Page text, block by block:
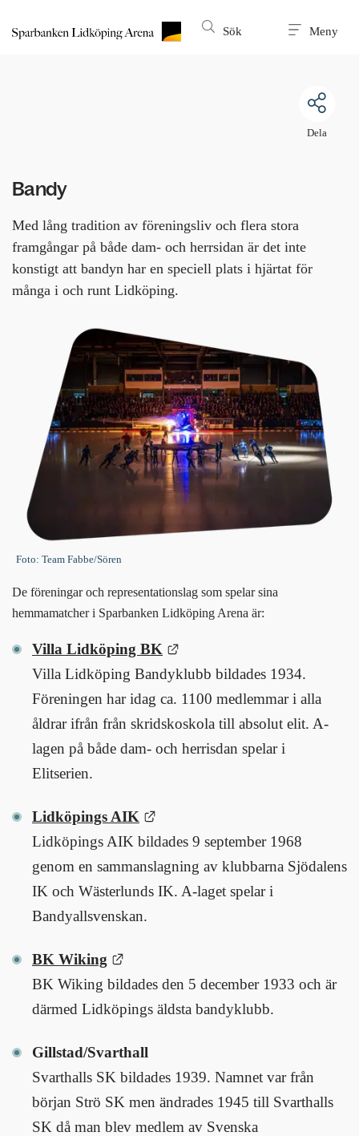
Sök Meny
Dela
Bandy
Med lång tradition av föreningsliv och flera stora
framgångar på både dam- och herrsidan är det inte
konstigt att bandyn har en speciell plats i hjärtat för
många i och runt Lidköping.
Foto: Team Fabbe/Sören
De föreningar och representationslag som spelar sina
hemmamatcher i Sparbanken Lidköping Arena är:
Villa Lidköping BK
Villa Lidköping Bandyklubb bildades 1934.
Föreningen har idag ca. 1100 medlemmar i alla
åldrar ifrån från skridskoskola till absolut elit. A-
lagen på både dam- och herrisdan spelar i
Elitserien.
Lidköpings AIK
Lidköpings AIK bildades 9 september 1968
genom en sammanslagning av klubbarna Sjödalens
IK och Wästerlunds IK. A-laget spelar i
Bandyallsvenskan.
BK Wiking
BK Wiking bildades den 5 december 1933 och är
därmed Lidköpings äldsta bandyklubb.
Gillstad/Svarthall
Svarthalls SK bildades 1939. Namnet var från
början Strö SK men ändrades 1945 till Svarthalls
SK då man blev medlem av Svenska